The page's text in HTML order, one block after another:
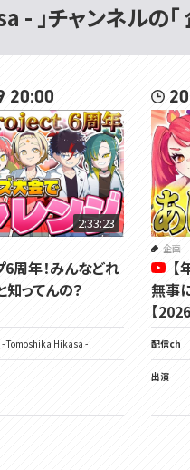
」チャンネルの「
20:00
2:33:23
6周年！みんなどれ
ってんの？
- Tomoshika Hikasa -
企画
無事
【
配信ch
出演